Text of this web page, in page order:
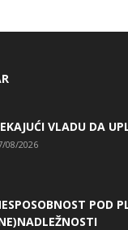
VLADU DA
08/2026
POD